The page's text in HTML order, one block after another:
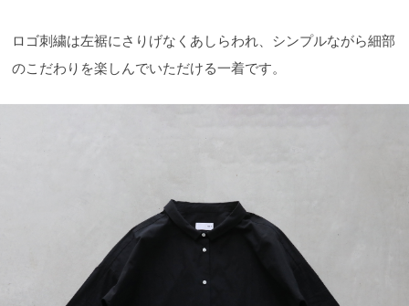
ロゴ刺繍は左裾にさりげなくあしらわれ、シンプルながら細部
のこだわりを楽しんでいただける一着です。